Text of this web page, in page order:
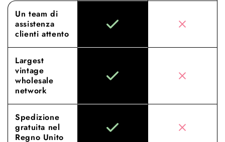
Un team di
assistenza
clienti attento
Largest
vintage
wholesale
network
Spedizione
gratuita nel
Regno Unito